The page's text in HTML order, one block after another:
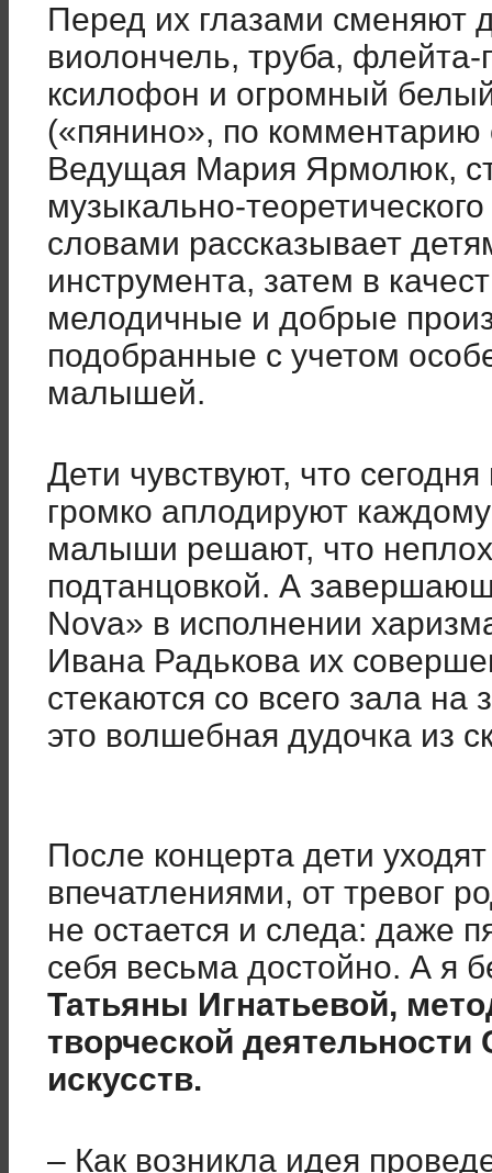
Перед их глазами сменяют
виолончель, труба,
ксилофон и огромный
(«пянино», по комментарию
Ведущая Мария Ярмолюк,
музыкально-
словами рассказывает
инструмента, затем в
мелодичные и добрые
подобранные с учетом
малышей.
Дети чувствуют, что
громко аплодируют
малыши решают, что
подтанцовкой. А
Nova» в исполнении
Ивана Радькова их
стекаются со всего зала на
это волшебная дудочка из
После концерта дети
впечатлениями, от тревог
не остается и следа: даже
себя весьма достойно. А я
Татьяны Игнатьевой,
творческой
искусств.
– Как возникла идея